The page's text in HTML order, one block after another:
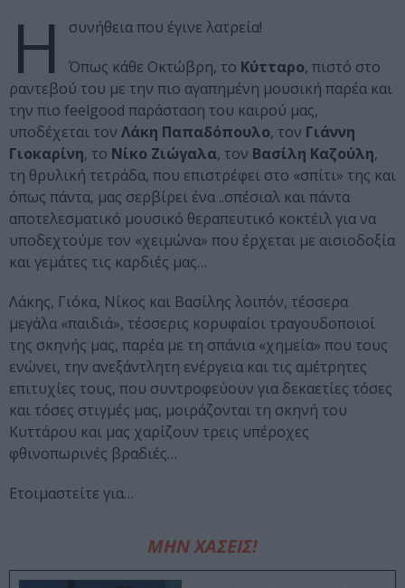
Η
συνήθεια που έγινε λατρεία!
Όπως κάθε Οκτώβρη, το Κύτταρο, πιστό στο
ραντεβού του με την πιο αγαπημένη μουσική παρέα και
την πιο feelgood παράσταση του καιρού μας,
υποδέχεται τον Λάκη Παπαδόπουλο, τον Γιάννη
Γιοκαρίνη, το Νίκο Ζιώγαλα, τον Βασίλη Καζούλη,
τη θρυλική τετράδα, που επιστρέφει στο «σπίτι» της και
όπως πάντα, μας σερβίρει ένα ..σπέσιαλ και πάντα
αποτελεσματικό μουσικό θεραπευτικό κοκτέιλ για να
υποδεχτούμε τον «χειμώνα» που έρχεται με αισιοδοξία
και γεμάτες τις καρδιές μας…
Λάκης, Γιόκα, Νίκος και Βασίλης λοιπόν, τέσσερα
μεγάλα «παιδιά», τέσσερις κορυφαίοι τραγουδοποιοί
της σκηνής μας, παρέα με τη σπάνια «χημεία» που τους
ενώνει, την ανεξάντλητη ενέργεια και τις αμέτρητες
επιτυχίες τους, που συντροφεύουν για δεκαετίες τόσες
και τόσες στιγμές μας, μοιράζονται τη σκηνή του
Κυττάρου και μας χαρίζουν τρεις υπέροχες
φθινοπωρινές βραδιές…
Ετοιμαστείτε για…
ΜΗΝ ΧΑΣΕΙΣ!